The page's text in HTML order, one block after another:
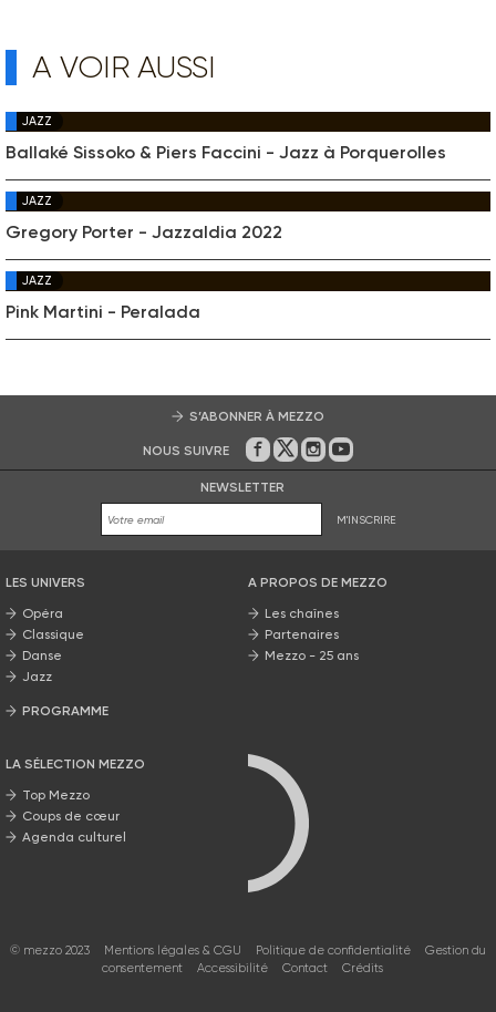
A VOIR AUSSI
JAZZ
Ballaké Sissoko & Piers Faccini - Jazz à Porquerolles
JAZZ
Gregory Porter - Jazzaldia 2022
JAZZ
Pink Martini - Peralada
S’ABONNER À MEZZO
NOUS SUIVRE Sur Facebook
Sur Twitter
Sur Instagram
Sur Youtube
NEWSLETTER
M'INSCRIRE
LES UNIVERS
Opéra
Classique
Danse
Jazz
PROGRAMME
LA SÉLECTION MEZZO
Top Mezzo
Coups de cœur
Agenda culturel
A PROPOS DE MEZZO
Les chaînes
Partenaires
Mezzo - 25 ans
© mezzo 2023 Mentions légales & CGU Politique de confidentialité
Gestion du
consentement
Accessibilité Contact Crédits